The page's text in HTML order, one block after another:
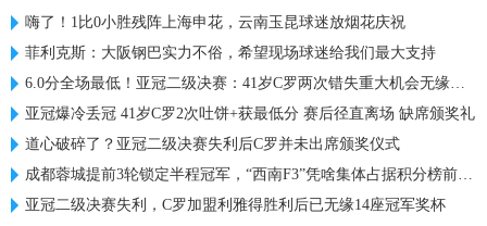
嗨了！1比0小胜残阵上海申花，云南玉昆球迷放烟花庆祝
菲利克斯：大阪钢巴实力不俗，希望现场球迷给我们最大支持
6.0分全场最低！亚冠二级决赛：41岁C罗两次错失重大机会无缘首冠
亚冠爆冷丢冠 41岁C罗2次吐饼+获最低分 赛后径直离场 缺席颁奖礼
道心破碎了？亚冠二级决赛失利后C罗并未出席颁奖仪式
成都蓉城提前3轮锁定半程冠军，“西南F3”凭啥集体占据积分榜前三？
亚冠二级决赛失利，C罗加盟利雅得胜利后已无缘14座冠军奖杯